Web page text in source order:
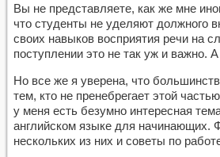
Вы не представляете, как же мне
что студенты не уделяют должного
своих навыков восприятия речи на
поступлении это не так уж и важно.
Но все же я уверена, что
тем, кто не пренебрегает этой
у меня есть безумно интересная
английском языке для начинающих.
нескольких из них и советы по